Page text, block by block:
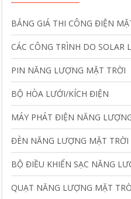
BẢNG GIÁ THI CÔNG ĐIỆN
CÁC CÔNG TRÌNH DO SOLAR
PIN NĂNG LƯỢNG MẶT TRỜI
BỘ HÒA LƯỚI/KÍCH ĐIỆN
MÁY PHÁT ĐIỆN NĂNG
ĐÈN NĂNG LƯỢNG MẶT TRỜI
BỘ ĐIỀU KHIỂN SẠC NĂNG
QUẠT NĂNG LƯỢNG MẶT